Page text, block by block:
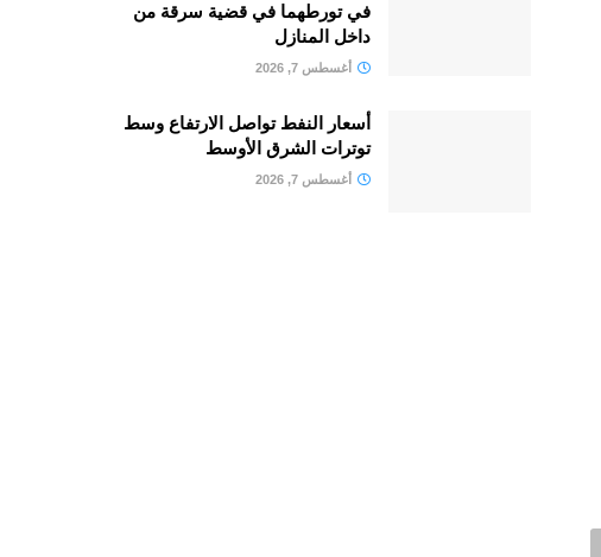
في تورطهما في قضية سرقة من
داخل المنازل
أغسطس 7, 2026
أسعار النفط تواصل الارتفاع وسط
توترات الشرق الأوسط
أغسطس 7, 2026